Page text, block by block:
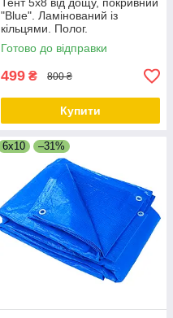
Тент 5х8 від дощу, покривний
"Blue". Ламінований із
кільцями. Полог.
Готово до відправки
499 ₴ 800 ₴
Купити
6x10 –31%